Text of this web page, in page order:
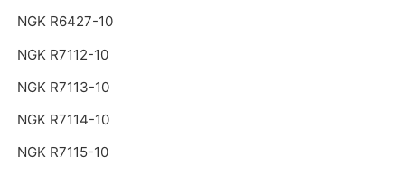
NGK R6427-10
NGK R7112-10
NGK R7113-10
NGK R7114-10
NGK R7115-10